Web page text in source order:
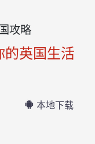
攻略
英国生活
本地下载